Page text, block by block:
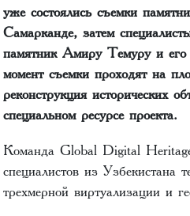
уже состоялись съемки
Самарканде, затем
памятник Амиру Темуру и
момент съемки проходят на
реконструкция исторических
специальном ресурсе проекта.
Команда Global Digital
специалистов из Узбекистана
трехмерной виртуализации и